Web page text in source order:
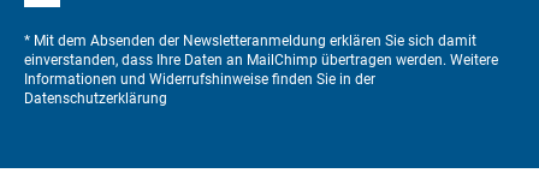
* Mit dem Absenden der Newsletteranmeldung erklären Sie sich damit
einverstanden, dass Ihre Daten an MailChimp übertragen werden. Weitere
Informationen und Widerrufshinweise finden Sie in der
Datenschutzerklärung